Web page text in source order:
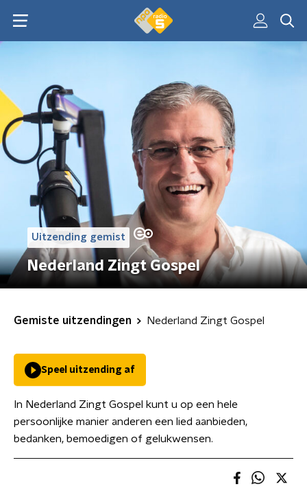
Uitzending gemist
Nederland Zingt Gospel
Gemiste uitzendingen Nederland Zingt Gospel
Speel uitzending af
In Nederland Zingt Gospel kunt u op een hele
persoonlijke manier anderen een lied aanbieden,
bedanken, bemoedigen of gelukwensen.